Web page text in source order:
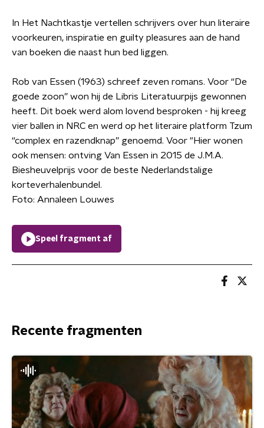
In Het Nachtkastje vertellen schrijvers over hun literaire
voorkeuren, inspiratie en guilty pleasures aan de hand
van boeken die naast hun bed liggen.
Rob van Essen (1963) schreef zeven romans. Voor “De
goede zoon” won hij de Libris Literatuurpijs gewonnen
heeft. Dit boek werd alom lovend besproken - hij kreeg
vier ballen in NRC en werd op het literaire platform Tzum
“complex en razendknap” genoemd. Voor "Hier wonen
ook mensen: ontving Van Essen in 2015 de J.M.A.
Biesheuvelprijs voor de beste Nederlandstalige
korteverhalenbundel.
Foto: Annaleen Louwes
Speel fragment af
Recente fragmenten